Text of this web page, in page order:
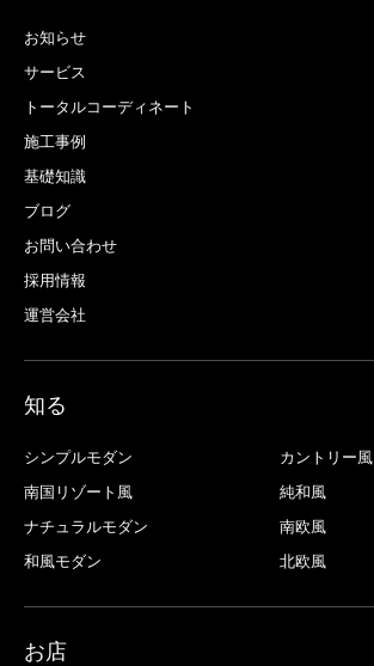
お知らせ
サービス
トータルコーディネート
施工事例
基礎知識
ブログ
お問い合わせ
採用情報
運営会社
知る
シンプルモダン
カントリー風
南国リゾート風
純和風
ナチュラルモダン
南欧風
和風モダン
北欧風
お店